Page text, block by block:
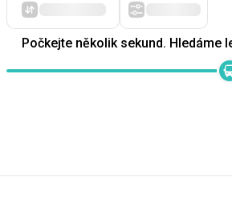
Počkejte několik sekund. Hledáme